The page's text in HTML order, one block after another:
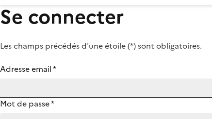
Se connecter
Les champs précédés d'une étoile (*) sont obligatoires.
Adresse email*
Mot de passe*